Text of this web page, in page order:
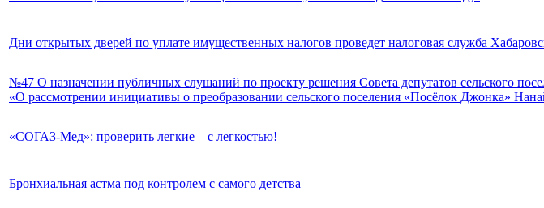
Дни открытых дверей по уплате имущественных налогов проведет налоговая служба
№47 О назначении публичных слушаний по проекту решения Совета депутатов сельского
«О рассмотрении инициативы о преобразовании сельского поселения «Посёлок Джонка»
«СОГАЗ-Мед»: проверить легкие – с легкостью!
Бронхиальная астма под контролем с самого детства